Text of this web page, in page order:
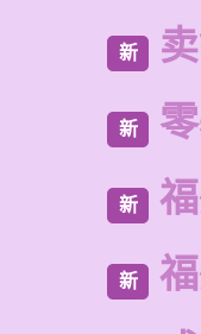
新
新
新
新